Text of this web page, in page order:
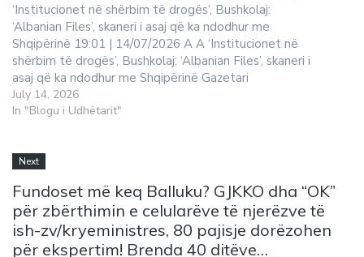
‘Institucionet në shërbim të drogës’, Bushkolaj:
‘Albanian Files’, skaneri i asaj që ka ndodhur me
Shqipërinë 19:01 | 14/07/2026 A A ‘Institucionet në
shërbim të drogës’, Bushkolaj: ‘Albanian Files’, skaneri i
asaj që ka ndodhur me Shqipërinë Gazetari
July 14, 2026
In "Blogu i Udhëtarit"
Next
Fundoset më keq Balluku? GJKKO dha “OK”
për zbërthimin e celularëve të njerëzve të
ish-zv/kryeministres, 80 pajisje dorëzohen
për ekspertim! Brenda 40 ditëve…